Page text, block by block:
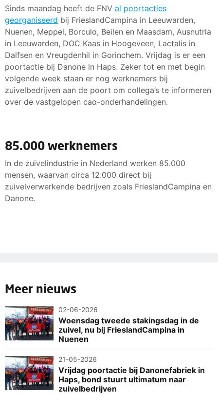
Sinds maandag heeft de FNV al poortacties
georganiseerd bij FrieslandCampina in Leeuwarden,
Nuenen, Meppel, Borculo, Beilen en Maasdam, Ausnutria
in Leeuwarden, DOC Kaas in Hoogeveen, Lactalis in
Dalfsen en Vreugdenhil in Gorinchem. Vrijdag is er een
poortactie bij Danone in Haps. Zeker tot en met begin
volgende week staan er nog werknemers bij
zuivelbedrijven aan de poort om collega’s te informeren
over de vastgelopen cao-onderhandelingen.
85.000 werknemers
In de zuivelindustrie in Nederland werken 85.000
mensen, waarvan circa 12.000 direct bij
zuivelverwerkende bedrijven zoals FrieslandCampina en
Danone.
Meer nieuws
02-06-2026
Woensdag tweede stakingsdag in de
zuivel, nu bij FrieslandCampina in
Nuenen
21-05-2026
Vrijdag poortactie bij Danonefabriek in
Haps, bond stuurt ultimatum naar
zuivelbedrijven